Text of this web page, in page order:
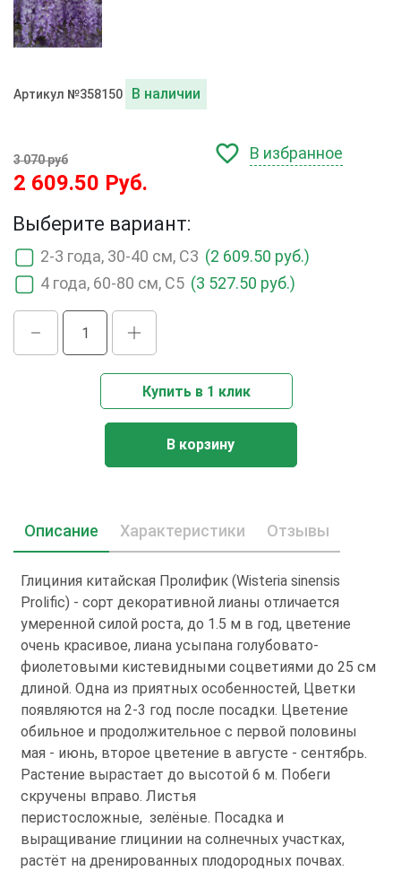
Артикул №358150 В наличии
3 070 руб
2 609.50 Руб.
В избранное
Выберите вариант:
2-3 года, 30-40 см, С3 (2 609.50 руб.)
4 года, 60-80 см, С5 (3 527.50 руб.)
Купить в 1 клик
В корзину
Описание Характеристики Отзывы
Глициния китайская Пролифик (Wisteria sinensis
Prolific) - сорт декоративной лианы отличается
умеренной силой роста, до 1.5 м в год, цветение
очень красивое, лиана усыпана голубовато-
фиолетовыми кистевидными соцветиями до 25 см
длиной. Одна из приятных особенностей, Цветки
появляются на 2-3 год после посадки. Цветение
обильное и продолжительное с первой половины
мая - июнь, второе цветение в августе - сентябрь.
Растение вырастает дo высотой 6 м. Побеги
скручены вправо. Листья
перистосложные, зелёные. Посадка и
выращивание глицинии на солнечных участках,
растёт на дренированных плодородных почвах.